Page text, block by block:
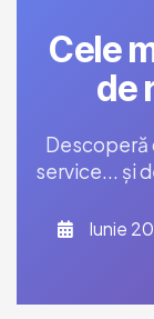
Cele
de
Descoperă
service... și
Iunie